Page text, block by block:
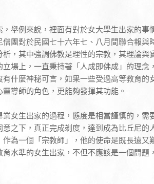
舉例來說，裡面有對於女大學生出家的事
團對於民國七十六年七、八月間聯合報與
，其中強調佛教是理性的宗教，其理論與
場上，一直秉持著「人成即佛成」的理念
有什麼神秘可言，如果一些受過高等教育的
導師的角色，更能夠發揮其功能。
女生出家的過程，態度是相當謹慎的，需
意之下，真正完成剃度，達到成為比丘尼的
為一個「宗教師」，他的使命是既長遠又
育水準的女生出家，不但不應該是一個問